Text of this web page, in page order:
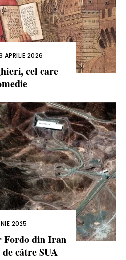
3 APRILIE 2026
cel care
2025
Fordo din Iran
către SUA